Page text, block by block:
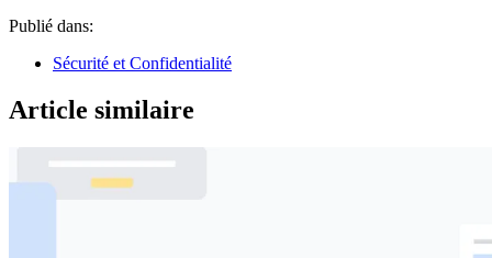
Publié dans:
Sécurité et Confidentialité
Article similaire